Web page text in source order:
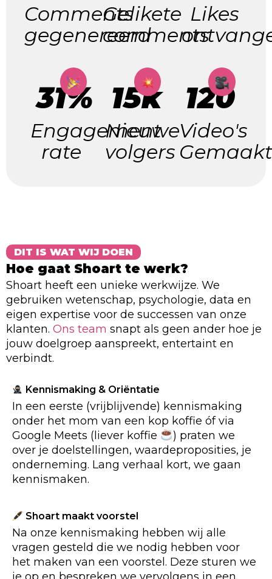
Comments
gegenereerd
Gelikete
comments
Likes
31%
Engagement
rate
15k
Nieuwe
volgers
120
Video's
DIT IS WAT WIJ DOEN
Hoe gaat Shoart te werk?
Shoart heeft een unieke werkwijze. We
gebruiken wetenschap, psychologie, data en
eigen expertise voor de successen van onze
klanten. Ons team snapt als geen ander hoe je
jouw doelgroep aanspreekt, entertaint en
verbindt.
Kennismaking & Oriëntatie
In een eerste (vrijblijvende) kennismaking
onder het mom van een kop koffie óf via
Google Meets (liever koffie
) praten we
over je doelstellingen, waardeproposities, je
onderneming. Lang verhaal kort, we gaan
kennismaken.
Shoart maakt voorstel
Na onze kennismaking hebben wij alle
vragen gesteld die we nodig hebben voor
het maken van een voorstel. Deze sturen we